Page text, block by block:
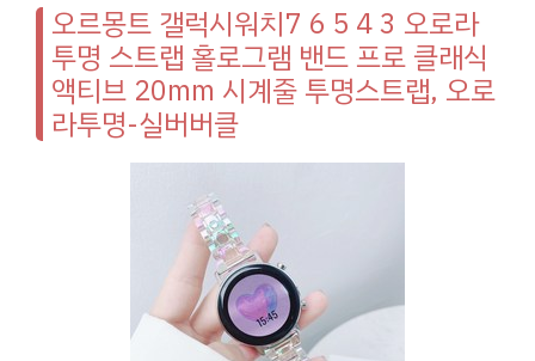
오르몽트 갤럭시워치7 6 5 4 3 오로라
투명 스트랩 홀로그램 밴드 프로 클래식
액티브 20mm 시계줄 투명스트랩, 오로
라투명-실버버클